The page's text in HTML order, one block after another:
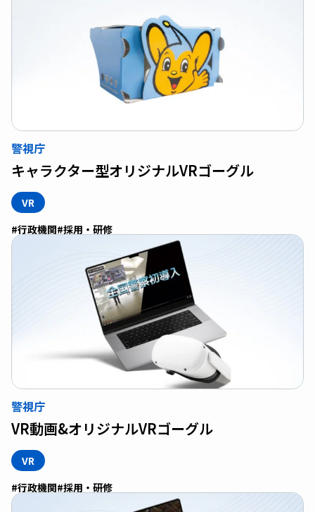
警視庁
キャラクター型オリジナルVRゴーグル
VR
#行政機関#採用・研修
警視庁
VR動画&オリジナルVRゴーグル
VR
#行政機関#採用・研修